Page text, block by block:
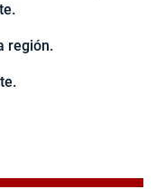
región.